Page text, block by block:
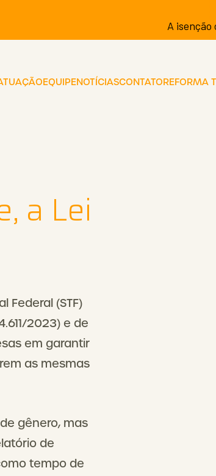
A isenção da
EQUIPENOTÍCIASCONTATOREFORMA
a Lei
Federal (STF)
2023) e de
em garantir
as mesmas
gênero, mas
de
tempo de